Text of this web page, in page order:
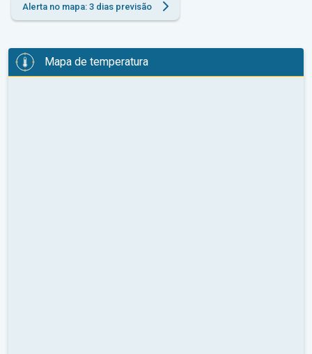
Alerta no mapa: 3 dias previsão
Mapa de temperatura